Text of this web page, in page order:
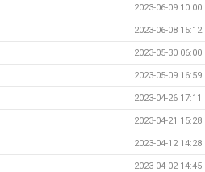
2023-06-09 10:00
2023-06-08 15:12
2023-05-30 06:00
2023-05-09 16:59
2023-04-26 17:11
2023-04-21 15:28
2023-04-12 14:28
2023-04-02 14:45